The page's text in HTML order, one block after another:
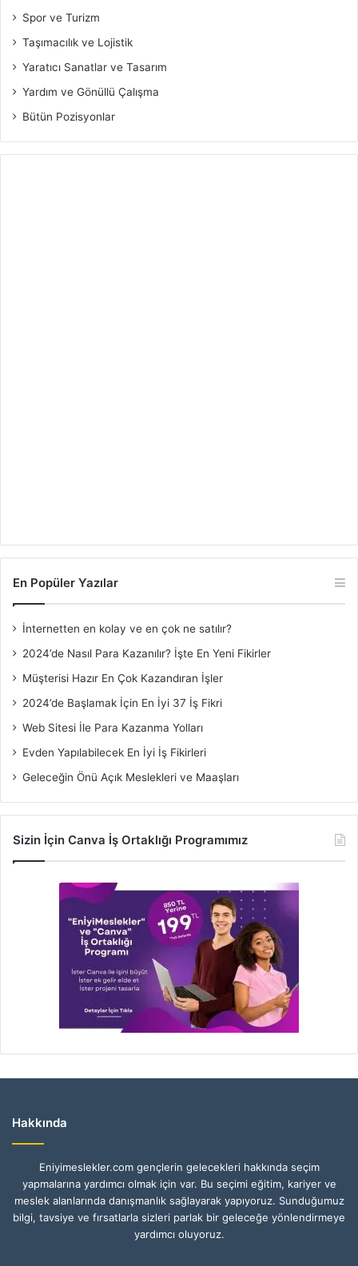
Spor ve Turizm
Taşımacılık ve Lojistik
Yaratıcı Sanatlar ve Tasarım
Yardım ve Gönüllü Çalışma
Bütün Pozisyonlar
En Popüler Yazılar
İnternetten en kolay ve en çok ne satılır?
2024’de Nasıl Para Kazanılır? İşte En Yeni Fikirler
Müşterisi Hazır En Çok Kazandıran İşler
2024’de Başlamak İçin En İyi 37 İş Fikri
Web Sitesi İle Para Kazanma Yolları
Evden Yapılabilecek En İyi İş Fikirleri
Geleceğin Önü Açık Meslekleri ve Maaşları
Sizin İçin Canva İş Ortaklığı Programımız
Hakkında
Eniyimeslekler.com gençlerin gelecekleri hakkında seçim
yapmalarına yardımcı olmak için var. Bu seçimi eğitim, kariyer ve
meslek alanlarında danışmanlık sağlayarak yapıyoruz. Sunduğumuz
bilgi, tavsiye ve fırsatlarla sizleri parlak bir geleceğe yönlendirmeye
yardımcı oluyoruz.